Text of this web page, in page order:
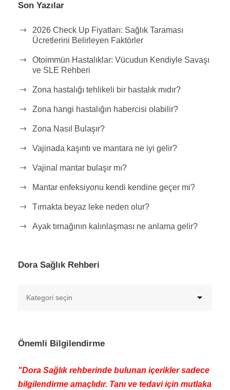
Son Yazılar
2026 Check Up Fiyatları: Sağlık Taraması
Ücretlerini Belirleyen Faktörler
Otoimmün Hastalıklar: Vücudun Kendiyle Savaşı
ve SLE Rehberi
Zona hastalığı tehlikeli bir hastalık mıdır?
Zona hangi hastalığın habercisi olabilir?
Zona Nasıl Bulaşır?
Vajinada kaşıntı ve mantara ne iyi gelir?
Vajinal mantar bulaşır mı?
Mantar enfeksiyonu kendi kendine geçer mi?
Tırnakta beyaz leke neden olur?
Ayak tırnağının kalınlaşması ne anlama gelir?
Dora Sağlık Rehberi
Önemli Bilgilendirme
"Dora Sağlık rehberinde bulunan içerikler sadece
bilgilendirme amaçlıdır. Tanı ve tedavi için mutlaka